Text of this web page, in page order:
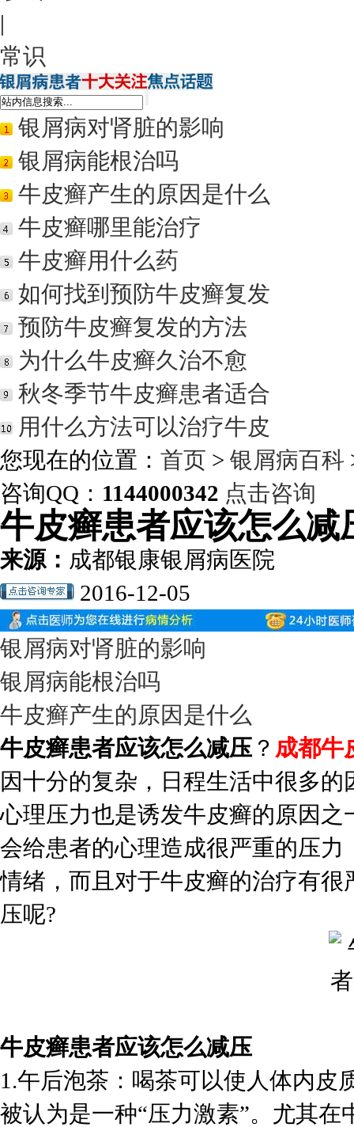
|
常识
银屑病对肾脏的影响
银屑病能根治吗
牛皮癣产生的原因是什么
牛皮癣哪里能治疗
牛皮癣用什么药
如何找到预防牛皮癣复发
预防牛皮癣复发的方法
为什么牛皮癣久治不愈
秋冬季节牛皮癣患者适合
用什么方法可以治疗牛皮
您现在的位置： 首页 > 银屑病百科
咨询QQ： 1144000342 点击咨询
牛皮癣患者应该怎么减
来源： 成都银康银屑病医院
2016-12-05
银屑病对肾脏的影响
银屑病能根治吗
牛皮癣产生的原因是什么
牛皮癣患者应该怎么减压 ？ 成都牛
因十分的复杂，日程生活中很多
心理压力也是诱发牛皮癣的原因
会给患者的心理造成很严重的压
情绪，而且对于牛皮癣的治疗有
压呢?
牛皮癣患者应该怎么减压
1.午后泡茶：喝茶可以使人体内皮
被认为是一种“压力激素”。尤其